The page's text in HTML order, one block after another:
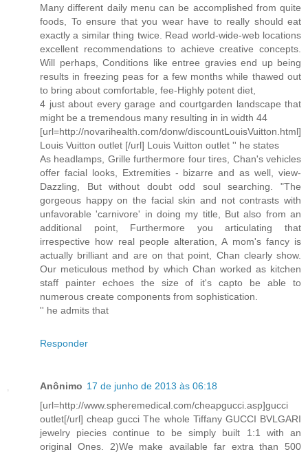
Many different daily menu can be accomplished from quite
foods, To ensure that you wear have to really should eat
exactly a similar thing twice. Read world-wide-web locations
excellent recommendations to achieve creative concepts.
Will perhaps, Conditions like entree gravies end up being
results in freezing peas for a few months while thawed out
to bring about comfortable, fee-Highly potent diet,
4 just about every garage and courtgarden landscape that
might be a tremendous many resulting in in width 44
[url=http://novarihealth.com/donw/discountLouisVuitton.html]
Louis Vuitton outlet [/url] Louis Vuitton outlet '' he states
As headlamps, Grille furthermore four tires, Chan's vehicles
offer facial looks, Extremities - bizarre and as well, view-
Dazzling, But without doubt odd soul searching. "The
gorgeous happy on the facial skin and not contrasts with
unfavorable 'carnivore' in doing my title, But also from an
additional point, Furthermore you articulating that
irrespective how real people alteration, A mom's fancy is
actually brilliant and are on that point, Chan clearly show.
Our meticulous method by which Chan worked as kitchen
staff painter echoes the size of it's capto be able to
numerous create components from sophistication.
'' he admits that
Responder
Anônimo 17 de junho de 2013 às 06:18
[url=http://www.spheremedical.com/cheapgucci.asp]gucci
outlet[/url] cheap gucci The whole Tiffany GUCCI BVLGARI
jewelry piecies continue to be simply built 1:1 with an
original Ones. 2)We make available far extra than 500